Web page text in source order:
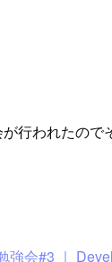
行われたので
強会#3 ｜